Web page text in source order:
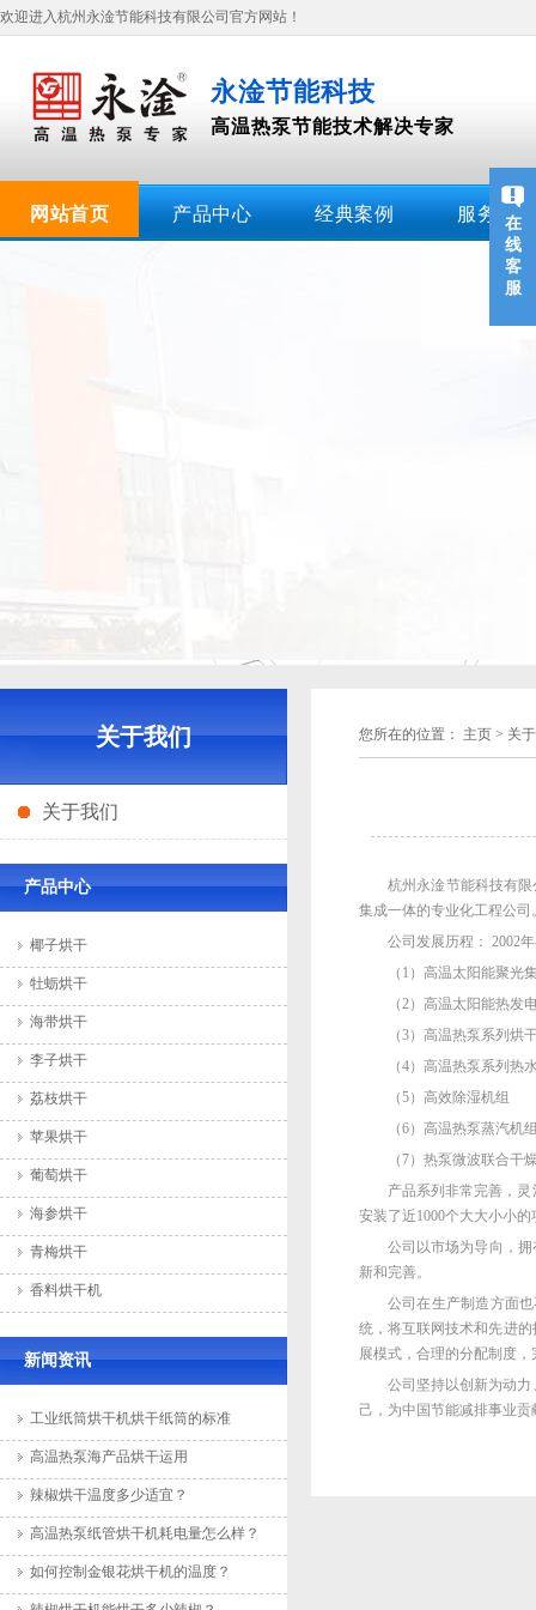
欢迎进入杭州永淦节能科技有限公司官方网站！
永淦节能科技
高温热泵节能技术解决专家
网站首页 产品中心 经典案例 服务支持
关于我们
关于我们
产品中心
椰子烘干
牡蛎烘干
海带烘干
李子烘干
荔枝烘干
苹果烘干
葡萄烘干
海参烘干
青梅烘干
香料烘干机
新闻资讯
工业纸筒烘干机烘干纸筒的标准
高温热泵海产品烘干运用
辣椒烘干温度多少适宜？
高温热泵纸管烘干机耗电量怎么样？
如何控制金银花烘干机的温度？
您所在的位置： 主页 > 关
杭州永淦节能科技有
集成一体的专业化工程公司
公司发展历程： 2002
（1）高温太阳能聚光
（2）高温太阳能热发
（3）高温热泵系列烘
（4）高温热泵系列热
（5）高效除湿机组
（6）高温热泵蒸汽机
（7）热泵微波联合干
产品系列非常完善，
安装了近1000个大大小小
公司以市场为导向，
新和完善。
公司在生产制造方面
统，将互联网技术和先进
展模式，合理的分配制度
公司坚持以创新为动
己，为中国节能减排事业
在
线
客
服